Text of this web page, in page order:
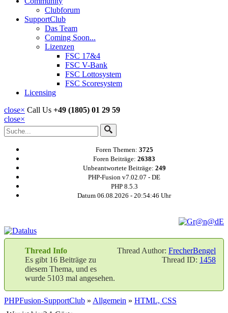
Clubforum
SupportClub
Das Team
Coming Soon...
Lizenzen
FSC 17&4
FSC V-Bank
FSC Lottosystem
FSC Scoresystem
Licensing
close× Call Us +49 (1805) 01 29 59
close×
Foren Themen: 3725
Foren Beiträge: 26383
Unbeantwortete Beiträge: 249
PHP-Fusion v7.02.07 - DE
PHP 8.5.3
Datum 06.08.2026 - 20:54:47 Uhr
Thread Author: FrecherBengel
Thread ID: 1458
Thread Info
Es gibt 16 Beiträge zu
diesem Thema, und es
wurde 5103 mal angesehen.
PHPFusion-SupportClub » Allgemein » HTML, CSS